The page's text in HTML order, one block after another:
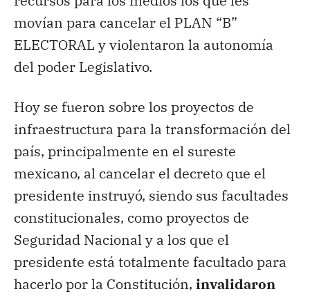
movían para cancelar el PLAN “B”
ELECTORAL y violentaron la autonomía
del poder Legislativo.
Hoy se fueron sobre los proyectos de
infraestructura para la transformación del
país, principalmente en el sureste
mexicano, al cancelar el decreto que el
presidente instruyó, siendo sus facultades
constitucionales, como proyectos de
Seguridad Nacional y a los que el
presidente está totalmente facultado para
hacerlo por la Constitución, invalidaron